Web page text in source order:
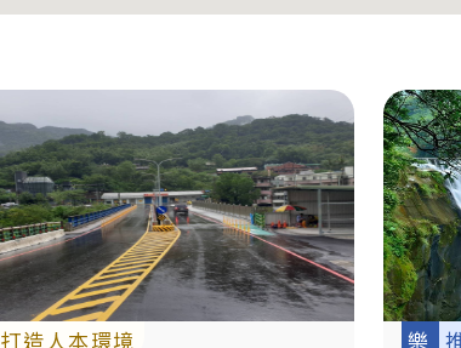
打造人本環境 樂